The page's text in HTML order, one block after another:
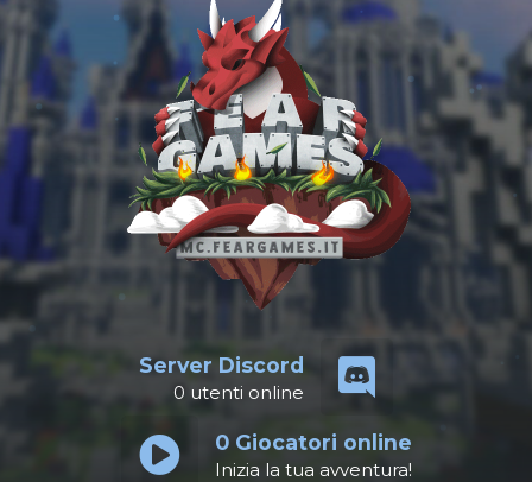
Server Discord
0 utenti online
0Giocatori online
Inizia la tua avventura!